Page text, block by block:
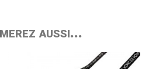
aussi...